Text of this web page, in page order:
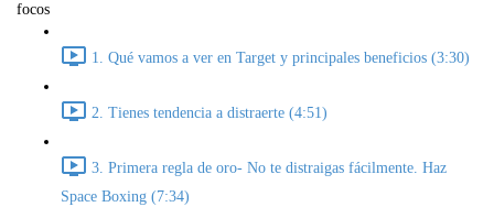
focos
1. Qué vamos a ver en Target y principales beneficios (3:30)
2. Tienes tendencia a distraerte (4:51)
3. Primera regla de oro- No te distraigas fácilmente. Haz
Space Boxing (7:34)